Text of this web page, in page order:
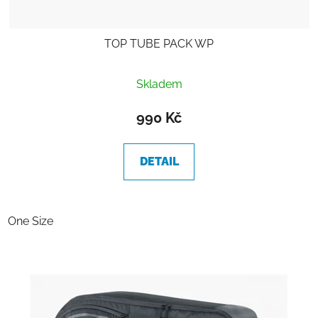
TOP TUBE PACK WP
Skladem
990 Kč
DETAIL
One Size